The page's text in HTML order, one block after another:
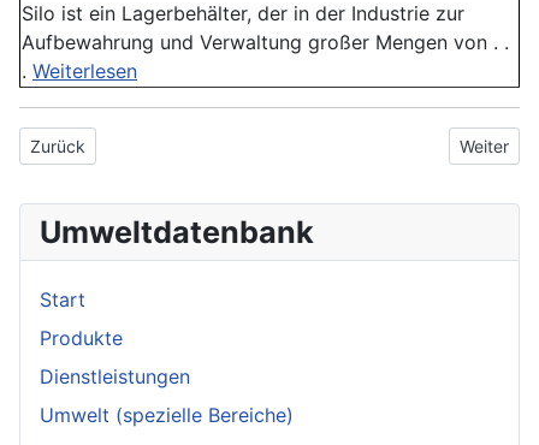
Silo ist ein Lagerbehälter, der in der Industrie zur
Aufbewahrung und Verwaltung großer Mengen von . .
. Weiterlesen
Vorheriger Beitrag: Abfallart
Zurück Nächster
Weiter
Umweltdatenbank
Start
Produkte
Dienstleistungen
Umwelt (spezielle Bereiche)